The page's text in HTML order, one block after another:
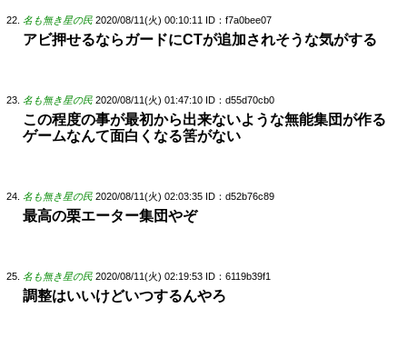
名も無き星の民 2020/08/11(火) 00:10:11 ID：f7a0bee07
アビ押せるならガードにCTが追加されそうな気がする
名も無き星の民 2020/08/11(火) 01:47:10 ID：d55d70cb0
この程度の事が最初から出来ないような無能集団が作る
ゲームなんて面白くなる筈がない
名も無き星の民 2020/08/11(火) 02:03:35 ID：d52b76c89
最高の栗エーター集団やぞ
名も無き星の民 2020/08/11(火) 02:19:53 ID：6119b39f1
調整はいいけどいつするんやろ